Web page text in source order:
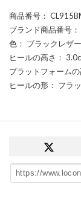
商品番号 ：
ブランド商品番号
色 ： ブラックレザ
ヒールの高さ ：
プラットフォーム
ヒールの形 ： フラ